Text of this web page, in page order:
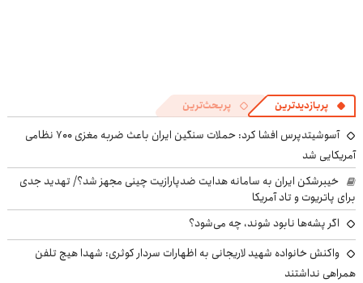
پربازدیدترین پربحث‌ترین
آسوشیتدپرس افشا کرد: حملات سنگین ایران باعث ضربه مغزی ۷۰۰ نظامی
آمریکایی شد
خیبرشکن ایران به سامانه هدایت ضدپارازیت چینی مجهز شد؟/ تهدید جدی
برای پاتریوت و تاد آمریکا
اگر پشه‌ها نابود شوند، چه می‌شود؟
واکنش خانواده شهید لاریجانی به اظهارات سردار کوثری: شهدا هیچ تلفن
همراهی نداشتند